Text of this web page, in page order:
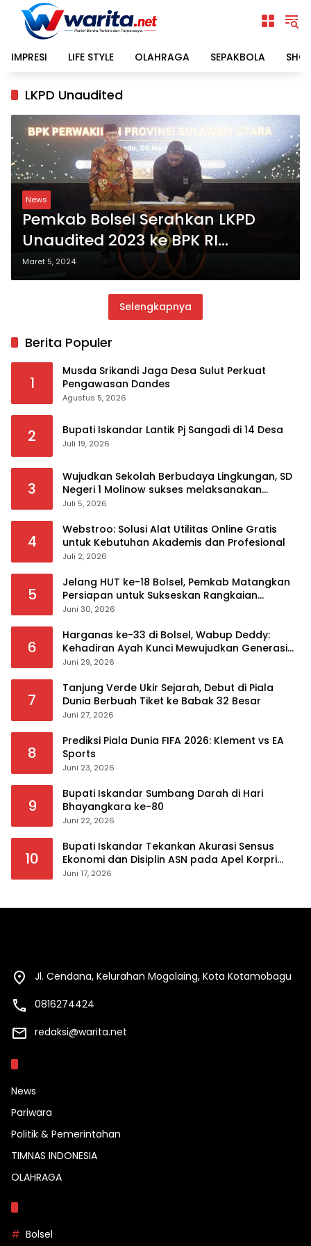
Langsung
konten
IMPRESI
LIFE STYLE OLAHRAGA SEPAKBOLA
LKPD Unaudited
News
Pemkab Bolsel Serahkan LKPD
Unaudited 2023 ke BPK RI
Perwakilan Sulut
Maret 5, 2024
Selengkapnya
Berita Populer
1
Musda Srikandi Jaga Desa Sulut Perkuat
Pengawasan Dandes
Agustus 5, 2026
2 Bupati Iskandar Lantik Pj Sangadi di 14 Desa
Juli 19, 2026
3
Wujudkan Sekolah Berbudaya Lingkungan, SD
Negeri 1 Molinow sukses melaksanakan
serangkaian kegiatan Kampanye dan
Juli 5, 2026
4
Webstroo: Solusi Alat Utilitas Online Gratis
untuk Kebutuhan Akademis dan Profesional
Juli 2, 2026
5
Jelang HUT ke-18 Bolsel, Pemkab Matangkan
Persiapan untuk Sukseskan Rangkaian
Peringatan
Juni 30, 2026
6
Harganas ke-33 di Bolsel, Wabup Deddy:
Kehadiran Ayah Kunci Mewujudkan Generasi
Berkualitas
Juni 29, 2026
7
Tanjung Verde Ukir Sejarah, Debut di Piala
Dunia Berbuah Tiket ke Babak 32 Besar
Juni 27, 2026
8
Prediksi Piala Dunia FIFA 2026: Klement vs EA
Sports
Juni 23, 2026
9
Bupati Iskandar Sumbang Darah di Hari
Bhayangkara ke-80
Juni 22, 2026
10
Bupati Iskandar Tekankan Akurasi Sensus
Ekonomi dan Disiplin ASN pada Apel Korpri
Pemkab Bolsel
Juni 17, 2026
Jl. Cendana, Kelurahan Mogolaing, Kota Kotamobagu
0816274424
redaksi@warita.net
News
Pariwara
Politik & Pemerintahan
TIMNAS INDONESIA
OLAHRAGA
Bolsel